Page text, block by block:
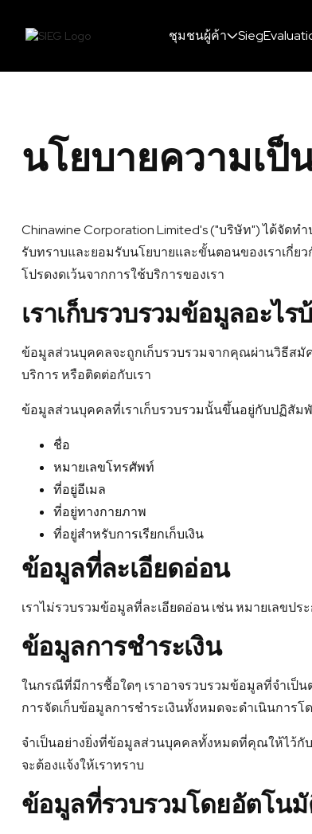
ชุมชนผู้ค้า
นโยบายความเป็
Chinawine Corporation Limited's ("บริษัท") ได้จัด
รับทราบและยอมรับนโยบายและขั้นตอนของเราเกี่
โปรดงดเว้นจากการใช้บริการของเรา
เราเก็บรวบรวมข้อมูลอะไร
ข้อมูลส่วนบุคคลจะถูกเก็บรวบรวมจากคุณผ่านวิธีสมัค
บริการ หรือติดต่อกับเรา
ข้อมูลส่วนบุคคลที่เราเก็บรวบรวมนั้นขึ้นอยู่กับปฏิสัม
ชื่อ
หมายเลขโทรศัพท์
ที่อยู่อีเมล
ที่อยู่ทางกายภาพ
ที่อยู่สำหรับการเรียกเก็บเงิน
ข้อมูลที่ละเอียดอ่อน
เราไม่รวบรวมข้อมูลที่ละเอียดอ่อน เช่น หมายเลขป
ข้อมูลการชำระเงิน
ในกรณีที่มีการซื้อใดๆ เราอาจรวบรวมข้อมูลที่จำเป็
การจัดเก็บข้อมูลการชำระเงินทั้งหมดจะดำเนินการ
จําเป็นอย่างยิ่งที่ข้อมูลส่วนบุคคลทั้งหมดที่คุณให้ไว้
จะต้องแจ้งให้เราทราบ
ข้อมูลที่รวบรวมโดยอัตโน